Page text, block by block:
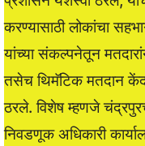
करण्यासाठी लोकांचा
यांच्या संकल्पनेतून
तसेच थिमॅटिक मतदान
ठरले. विशेष म्हणजे
निवडणूक अधिकारी